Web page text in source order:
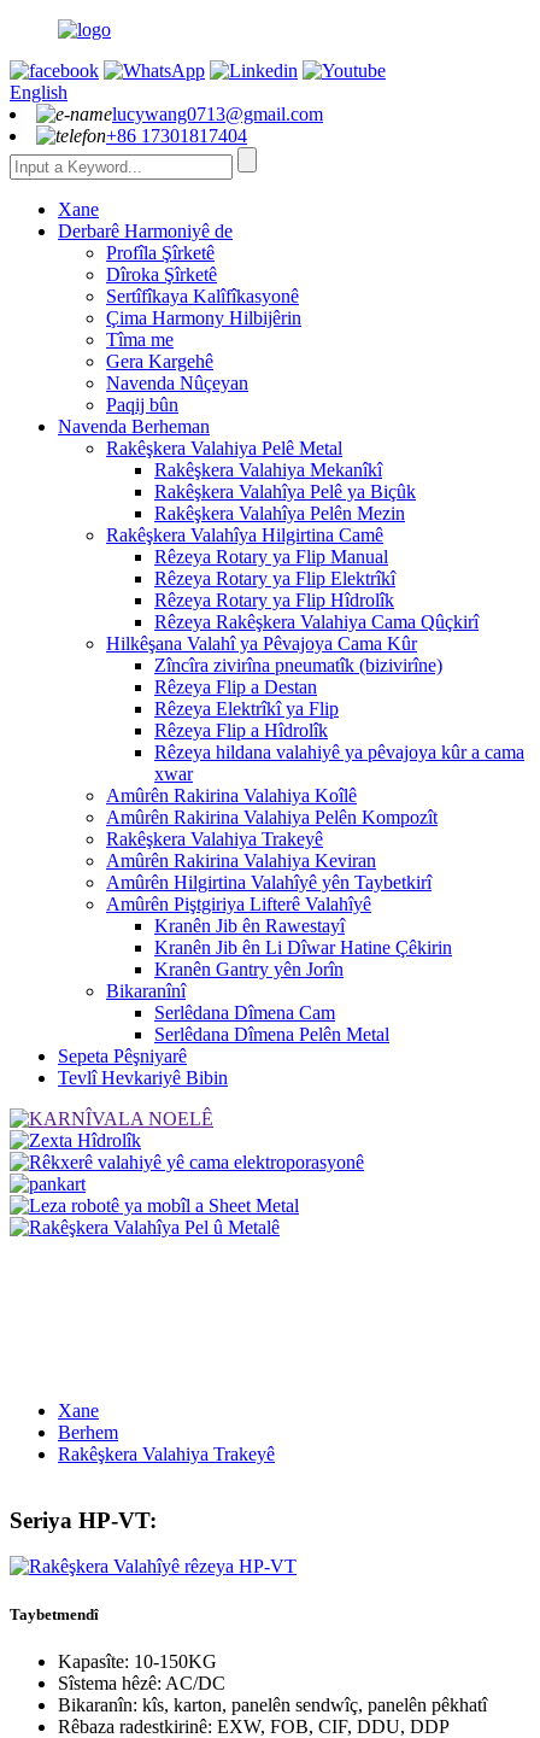
English
lucywang0713@gmail.com
+86 17301817404
Xane
Derbarê Harmoniyê de
Profîla Şîrketê
Dîroka Şîrketê
Sertîfîkaya Kalîfîkasyonê
Çima Harmony Hilbijêrin
Tîma me
Gera Kargehê
Navenda Nûçeyan
Paqij bûn
Navenda Berheman
Rakêşkera Valahiya Pelê Metal
Rakêşkera Valahiya Mekanîkî
Rakêşkera Valahîya Pelê ya Biçûk
Rakêşkera Valahîya Pelên Mezin
Rakêşkera Valahîya Hilgirtina Camê
Rêzeya Rotary ya Flip Manual
Rêzeya Rotary ya Flip Elektrîkî
Rêzeya Rotary ya Flip Hîdrolîk
Rêzeya Rakêşkera Valahiya Cama Qûçkirî
Hilkêşana Valahî ya Pêvajoya Cama Kûr
Zîncîra zivirîna pneumatîk (bizivirîne)
Rêzeya Flip a Destan
Rêzeya Elektrîkî ya Flip
Rêzeya Flip a Hîdrolîk
Rêzeya hildana valahiyê ya pêvajoya kûr a cama
xwar
Amûrên Rakirina Valahiya Koîlê
Amûrên Rakirina Valahiya Pelên Kompozît
Rakêşkera Valahiya Trakeyê
Amûrên Rakirina Valahiya Keviran
Amûrên Hilgirtina Valahîyê yên Taybetkirî
Amûrên Piştgiriya Lifterê Valahîyê
Kranên Jib ên Rawestayî
Kranên Jib ên Li Dîwar Hatine Çêkirin
Kranên Gantry yên Jorîn
Bikaranînî
Serlêdana Dîmena Cam
Serlêdana Dîmena Pelên Metal
Sepeta Pêşniyarê
Tevlî Hevkariyê Bibin
Xane
Berhem
Rakêşkera Valahiya Trakeyê
Seriya HP-VT:
Taybetmendî
Kapasîte: 10-150KG
Sîstema hêzê: AC/DC
Bikaranîn: kîs, karton, panelên sendwîç, panelên pêkhatî
Rêbaza radestkirinê: EXW, FOB, CIF, DDU, DDP